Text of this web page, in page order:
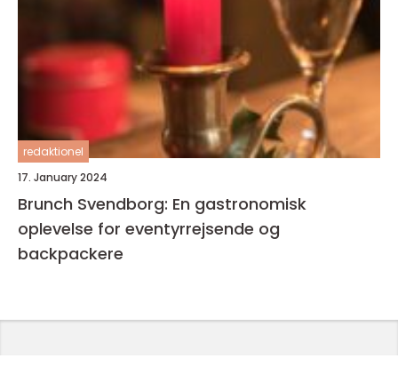
redaktionel
17. January 2024
Brunch Svendborg: En gastronomisk
oplevelse for eventyrrejsende og
backpackere